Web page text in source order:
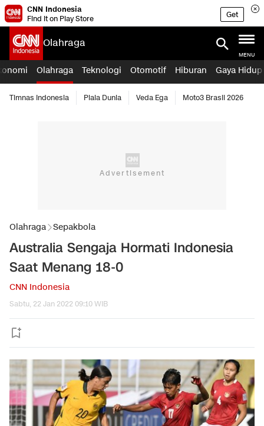
CNN Indonesia
Find it on Play Store
Get
Olahraga
MENU
Olahraga Teknologi Otomotif Hiburan Gaya Hidup
Timnas Indonesia Piala Dunia Veda Ega Moto3 Brasil 2026
Olahraga Sepakbola
Australia Sengaja Hormati Indonesia
Saat Menang 18-0
CNN Indonesia
Sabtu, 22 Jan 2022 09:10 WIB